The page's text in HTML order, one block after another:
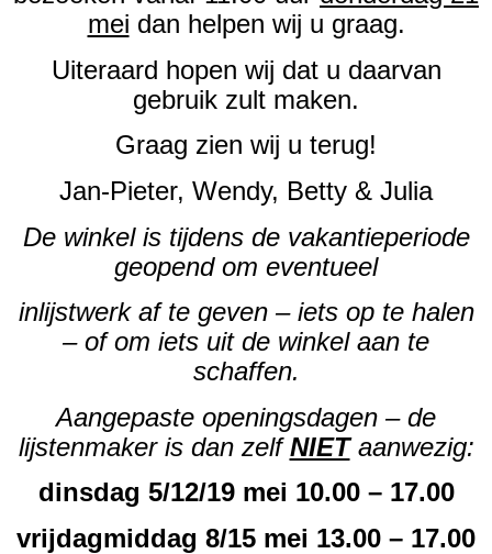
mei dan helpen wij u graag.
Uiteraard hopen wij dat u daarvan
gebruik zult maken.
Graag zien wij u terug!
Jan-Pieter, Wendy, Betty & Julia
De winkel is tijdens de vakantieperiode
geopend om eventueel
inlijstwerk af te geven – iets op te halen
– of om iets uit de winkel aan te
schaffen.
Aangepaste openingsdagen – de
lijstenmaker is dan zelfNIETaanwezig:
dinsdag 5/12/19 mei 10.00 – 17.00
vrijdagmiddag 8/15 mei 13.00 – 17.00